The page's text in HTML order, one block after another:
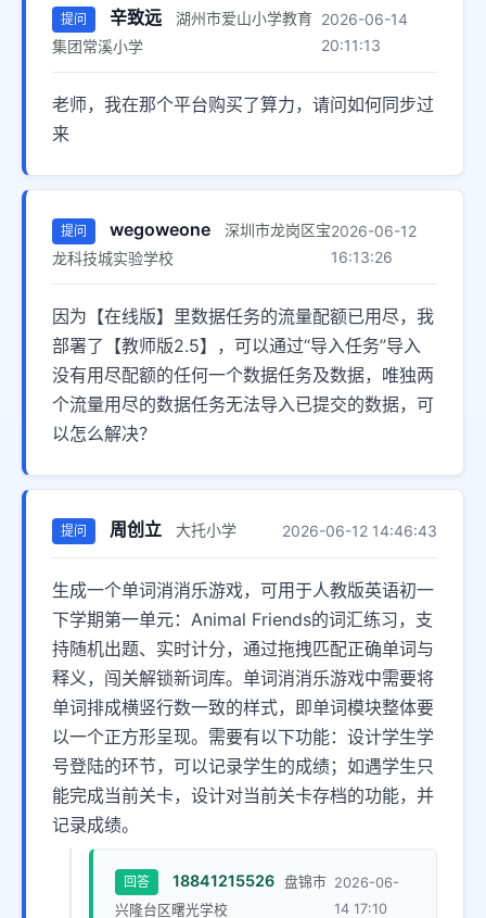
提问 辛致远
湖州市爱山小学教育
集团常溪小学
2026-06-14
20:11:13
老师，我在那个平台购买了算力，请问如何同步过
来
提问 wegoweone
深圳市龙岗区宝
龙科技城实验学校
2026-06-12
16:13:26
因为【在线版】里数据任务的流量配额已用尽，我
部署了【教师版2.5】，可以通过“导入任务”导入
没有用尽配额的任何一个数据任务及数据，唯独两
个流量用尽的数据任务无法导入已提交的数据，可
以怎么解决？
提问 周创立 大托小学 2026-06-12 14:46:43
生成一个单词消消乐游戏，可用于人教版英语初一
下学期第一单元：Animal Friends的词汇练习，支
持随机出题、实时计分，通过拖拽匹配正确单词与
释义，闯关解锁新词库。单词消消乐游戏中需要将
单词排成横竖行数一致的样式，即单词模块整体要
以一个正方形呈现。需要有以下功能：设计学生学
号登陆的环节，可以记录学生的成绩；如遇学生只
能完成当前关卡，设计对当前关卡存档的功能，并
记录成绩。
回答 18841215526 盘锦市
兴隆台区曙光学校
2026-06-
14 17:10